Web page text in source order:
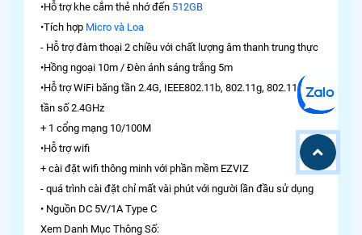
•Hỗ trợ khe cắm thẻ nhớ đến 512GB
•Tích hợp Micro và Loa
- Hỗ trợ đàm thoại 2 chiều với chất lượng âm thanh trung thực
•Hồng ngoại 10m / Đèn ánh sáng trắng 5m
•Hỗ trợ WiFi băng tần 2.4G, IEEE802.11b, 802.11g, 802.11n,
tần số 2.4GHz
+ 1 cổng mạng 10/100M
•Hỗ trợ wifi
+ cài đặt wifi thông minh với phần mềm EZVIZ
- quá trình cài đặt chỉ mất vài phút với người lần đầu sử dụng
• Nguồn DC 5V/1A Type C
Xem Danh Mục Thông Số: